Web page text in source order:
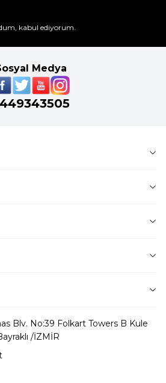
kabul ediyorum.
Medya
Blv. No:39 Folkart Towers B Kule
/İZMİR